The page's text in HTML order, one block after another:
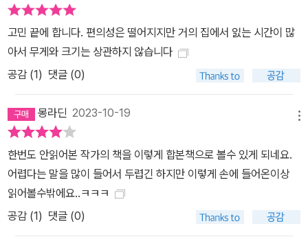
고민 끝에 합니다. 편의성은 떨어지지만 거의 집에서 잀는 시간이 많
아서 무게와 크기는 상관하지 않습니다
공감 (1) 댓글 (0)
몽라딘 2023-10-19
한번도 안읽어본 작가의 책을 이렇게 합본책으로 볼수 있게 되네요.
어렵다는 말을 많이 들어서 두렵긴 하지만 이렇게 손에 들어온이상
읽어볼수밖에요..ㅋㅋㅋ
공감 (1) 댓글 (0)